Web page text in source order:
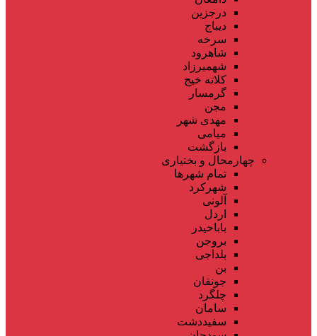
درجزین
دیباج
سرخه
شاهرود
شهمیرزاد
کلاته خیج
گرمسار
مجن
مهدی شهر
میامی
بازگشت
چهارمحال و بختیاری
تمام شهر‌ها
شهرکرد
آلونی
اردل
باباحیدر
بروجن
بلداجی
بن
جونقان
چلگرد
سامان
سفیددشت